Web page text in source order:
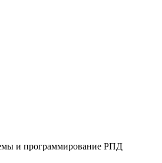
и программирование РПД